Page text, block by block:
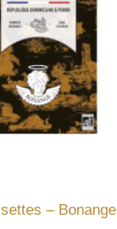
– Bonange